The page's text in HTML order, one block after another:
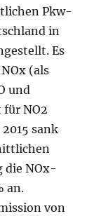
Pkw-
in
Es
(als
und
NO2
sank
die NOx-
an.
von